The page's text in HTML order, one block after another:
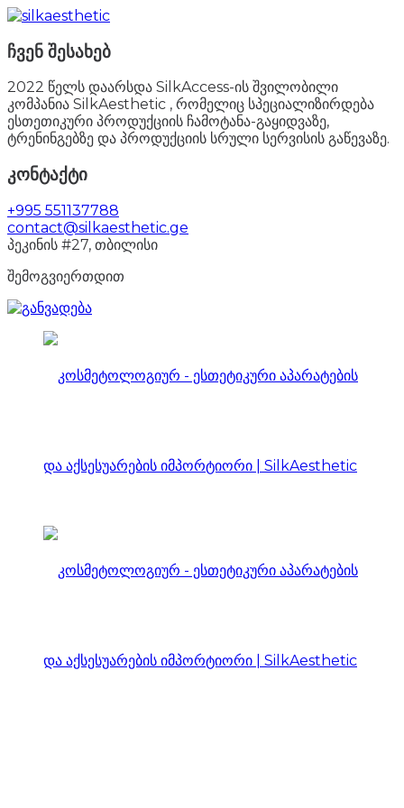
ჩვენ შესახებ
2022 წელს დაარსდა SilkAccess-ის შვილობილი
კომპანია SilkAesthetic , რომელიც სპეციალიზირდება
ესთეთიკური პროდუქციის ჩამოტანა-გაყიდვაზე,
ტრენინგებზე და პროდუქციის სრული სერვისის გაწევაზე.
კონტაქტი
+995 551137788
contact@silkaesthetic.ge
პეკინის #27, თბილისი
შემოგვიერთდით